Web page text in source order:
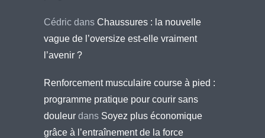
Cédric dans Chaussures : la nouvelle
vague de l’oversize est-elle vraiment
l’avenir ?
Renforcement musculaire course à pied :
programme pratique pour courir sans
douleur dans Soyez plus économique
grâce à l’entraînement de la force